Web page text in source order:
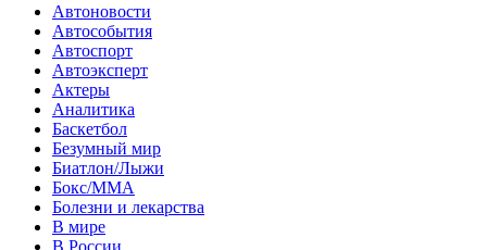
Автоновости
Автособытия
Автоспорт
Автоэксперт
Актеры
Аналитика
Баскетбол
Безумный мир
Биатлон/Лыжи
Бокс/MMA
Болезни и лекарства
В мире
В России